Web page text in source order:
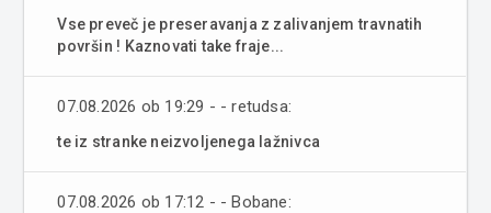
Vse preveč je preseravanja z zalivanjem travnatih
površin ! Kaznovati take fraje...
07.08.2026 ob 19:29 - - retudsa:
te iz stranke neizvoljenega lažnivca
07.08.2026 ob 17:12 - - Bobane: